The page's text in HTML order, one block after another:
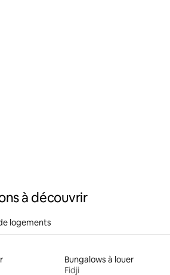
à découvrir
logements
Bungalows à louer
Fidji